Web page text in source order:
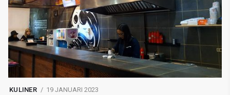
KULINER 19 JANUARI 2023